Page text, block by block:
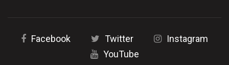
Facebook Twitter
Instagram
YouTube